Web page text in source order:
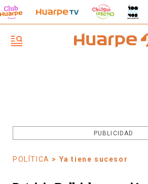
PUBLICIDAD
POLÍTICA > Ya tiene sucesor